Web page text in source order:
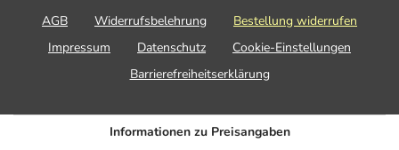
AGB Widerrufsbelehrung
Bestellung widerrufen
Impressum
Datenschutz
Cookie-Einstellungen
Barrierefreiheitserklärung
Informationen zu Preisangaben